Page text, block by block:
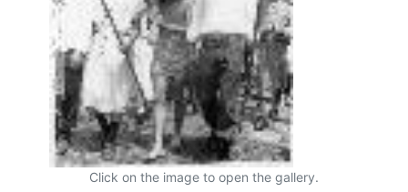
Click on the image to open the gallery.